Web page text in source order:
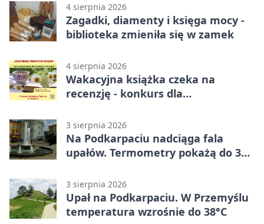
4 sierpnia 2026
Zagadki, diamenty i księga mocy -
biblioteka zmieniła się w zamek
4 sierpnia 2026
Wakacyjna książka czeka na
recenzję - konkurs dla
3 sierpnia 2026
Na Podkarpaciu nadciąga fala
upałów. Termometry pokażą do 36
3 sierpnia 2026
Upał na Podkarpaciu. W Przemyślu
temperatura wzrośnie do 38°C